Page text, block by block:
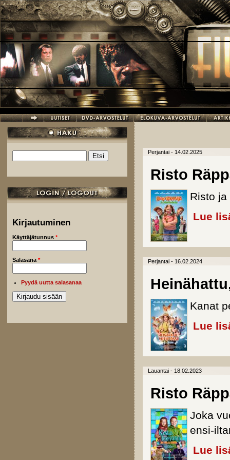
Hyppää pääsisältöön
Hakulomake
Kirjautuminen
Käyttäjätunnus *
Salasana *
Pyydä uutta salasanaa
Perjantai - 14.02.2025
Risto
Risto
Lue
Perjantai - 16.02.2024
Kanat
Lue
Lauantai - 18.02.2023
Risto
Joka
ensi-
Lue